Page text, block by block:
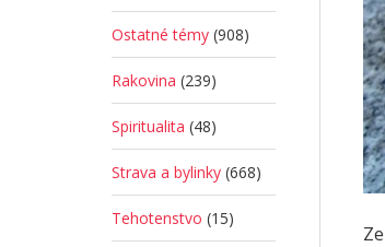
Ostatné témy (908)
Rakovina (239)
Spiritualita (48)
Strava a bylinky (668)
Tehotenstvo (15)